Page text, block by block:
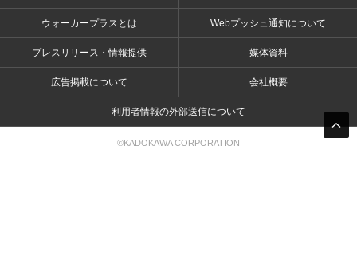
ウォーカープラスとは Webプッシュ通知について
プレスリリース・情報提供 媒体資料
広告掲載について 会社概要
利用者情報の外部送信について
©KADOKAWA CORPORATION